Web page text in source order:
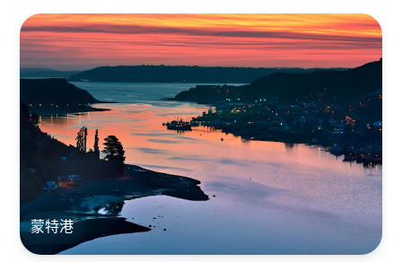
蒙特港